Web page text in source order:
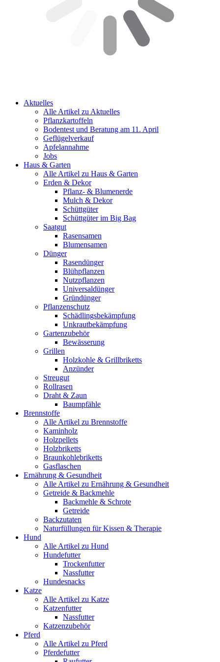
Aktuelles
Alle Artikel zu Aktuelles
Pflanzkartoffeln
Bodentest und Beratung am 11. April
Geflügelverkauf
Apfelannahme
Jobs
Haus & Garten
Alle Artikel zu Haus & Garten
Erden & Dekor
Pflanz- & Blumenerde
Mulch & Dekor
Schüttgüter
Schüttgüter im Big Bag
Saatgut
Rasensamen
Blumensamen
Dünger
Rasendünger
Blühpflanzen
Nutzpflanzen
Universaldünger
Gründünger
Pflanzenschutz
Schädlingsbekämpfung
Unkrautbekämpfung
Gartenzubehör
Bewässerung
Grillen
Holzkohle & Grillbriketts
Anzünder
Streugut
Rollrasen
Draht & Zaun
Baumpfähle
Brennstoffe
Alle Artikel zu Brennstoffe
Kaminholz
Holzpellets
Holzbriketts
Braunkohlebriketts
Gasflaschen
Ernährung & Gesundheit
Alle Artikel zu Ernährung & Gesundheit
Getreide & Backmehle
Backmehle & Schrote
Getreide
Backzutaten
Naturfüllungen für Kissen & Therapie
Hund
Alle Artikel zu Hund
Hundefutter
Trockenfutter
Nassfutter
Hundesnacks
Katze
Alle Artikel zu Katze
Katzenfutter
Nassfutter
Katzenzubehör
Pferd
Alle Artikel zu Pferd
Pferdefutter